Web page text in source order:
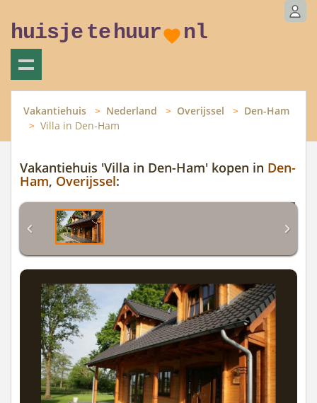
huisje tehuur nl
Vakantiehuis Nederland Overijssel
Den-Ham
Villa in Den-Ham
Vakantiehuis 'Villa in Den-Ham' kopen in Den-
Ham, Overijssel: